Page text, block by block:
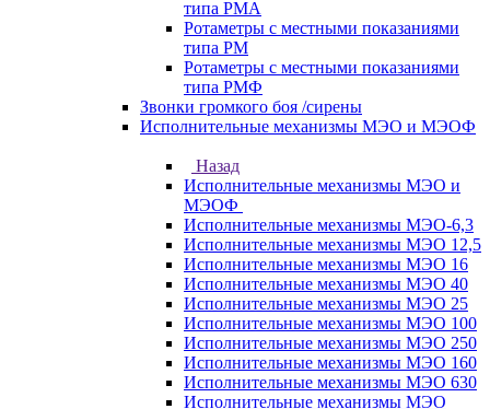
типа РМА
Ротаметры с местными показаниями
типа РМ
Ротаметры с местными показаниями
типа РМФ
Звонки громкого боя /сирены
Исполнительные механизмы МЭО и МЭОФ
Назад
Исполнительные механизмы МЭО и
МЭОФ
Исполнительные механизмы МЭО-6,3
Исполнительные механизмы МЭО 12,5
Исполнительные механизмы МЭО 16
Исполнительные механизмы МЭО 40
Исполнительные механизмы МЭО 25
Исполнительные механизмы МЭО 100
Исполнительные механизмы МЭО 250
Исполнительные механизмы МЭО 160
Исполнительные механизмы МЭО 630
Исполнительные механизмы МЭО